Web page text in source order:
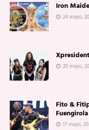
Iron
24 mayo,
20 mayo,
Fito &
Fuengirola
17 mayo,